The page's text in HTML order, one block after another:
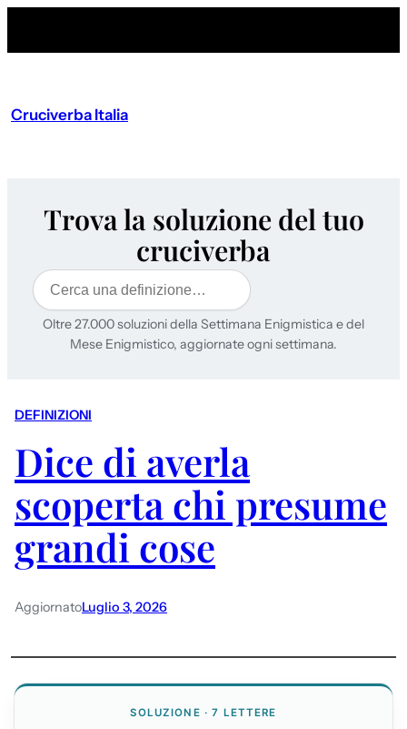
Cruciverba Italia
Trova la soluzione del tuo
cruciverba
Cerca
Oltre 27.000 soluzioni della Settimana Enigmistica e del
Mese Enigmistico, aggiornate ogni settimana.
DEFINIZIONI
Dice di averla
scoperta chi presume
grandi cose
AggiornatoLuglio 3, 2026
SOLUZIONE · 7 LETTERE